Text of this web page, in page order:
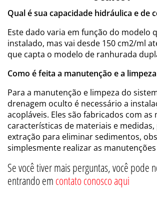
Qual é sua capacidade hidráulica e de
Este dado varia em função do modelo
instalado, mas vai desde 150 cm2/ml
que capta o modelo de ranhurada
Como é feita a manutenção e a
Para a manutenção e limpeza do
drenagem oculto é necessário a
acopláveis. Eles são fabricados com as
características de materiais e
extração para eliminar sedimentos,
simplesmente realizar as
Se você tiver mais perguntas, você pode
entrando emcontato conosco aqui